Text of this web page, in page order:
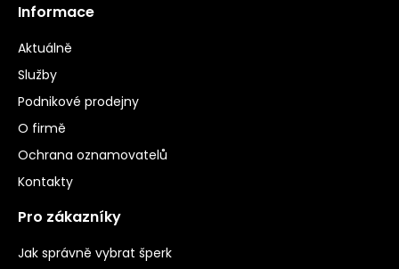
Informace
Aktuálně
Služby
Podnikové prodejny
O firmě
Ochrana oznamovatelů
Kontakty
Pro zákazníky
Jak správně vybrat šperk